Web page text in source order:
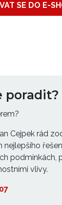
SE DO E-
poradit?
Cejpek rád
nejlepšího
podmínkách,
vlivy.